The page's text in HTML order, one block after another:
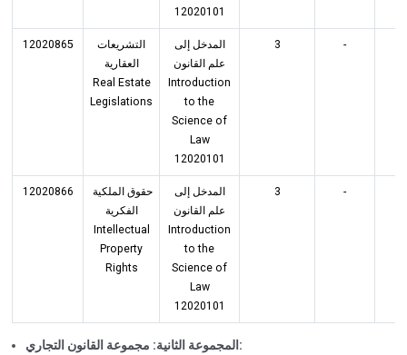
12020101
12020865
التشريعات
العقارية
Real Estate
Legislations
المدخل إلى
علم القانون
Introduction
to the
Science of
Law
12020101
3 -
12020866
حقوق الملكية
الفكرية
Intellectual
Property
Rights
المدخل إلى
علم القانون
Introduction
to the
Science of
Law
12020101
3 -
المجموعة الثانية: مجموعة القانون التجاري: